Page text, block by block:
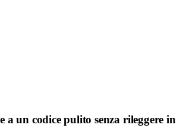
un codice pulito senza rileggere in